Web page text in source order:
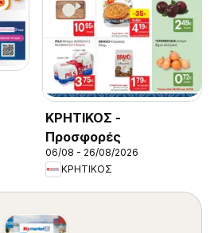
ΚΡΗΤΙΚΟΣ -
Προσφορές
06/08 - 26/08/2026
ΚΡΗΤΙΚΟΣ